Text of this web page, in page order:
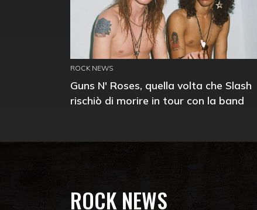
ROCK NEWS
Guns N' Roses, quella volta che Slash
rischiò di morire in tour con la band
ROCK NEWS